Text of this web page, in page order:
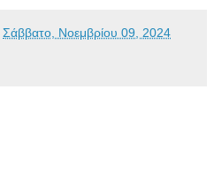
Σάββατο, Νοεμβρίου 09, 2024